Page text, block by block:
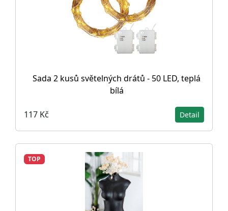
Sada 2 kusů světelných drátů - 50 LED, teplá
bílá
117 Kč Detail
TOP